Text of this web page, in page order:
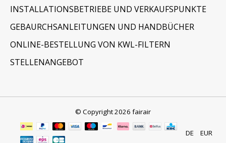
INSTALLATIONSBETRIEBE UND VERKAUFSPUNKTE
GEBAURCHSANLEITUNGEN UND HANDBÜCHER
ONLINE-BESTELLUNG VON KWL-FILTERN
STELLENANGEBOT
© Copyright 2026 fairair
DE EUR